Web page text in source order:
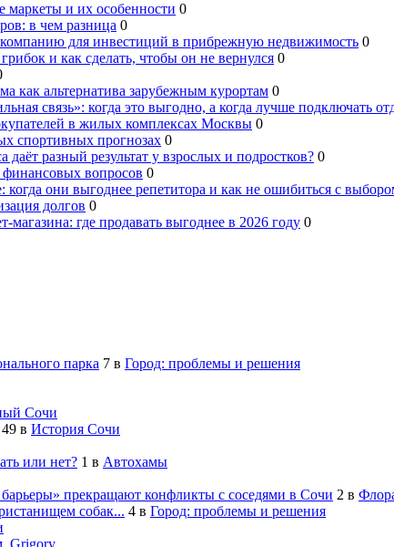
маркеты и их особенности 0
в чем разница 0
для инвестиций в прибрежную недвижимость 0
и как сделать, чтобы он не вернулся 0
как альтернатива зарубежным курортам 0
связь»: когда это выгодно, а когда лучше подключать
в жилых комплексах Москвы 0
спортивных прогнозах 0
разный результат у взрослых и подростков? 0
вопросов 0
они выгоднее репетитора и как не ошибиться с
долгов 0
магазина: где продавать выгоднее в 2026 году 0
парка 7 в Город: проблемы и решения
Сочи
49 в История Сочи
или нет? 1 в Автохамы
прекращают конфликты с соседями в Сочи 2 в
собак... 4 в Город: проблемы и решения
Grigory